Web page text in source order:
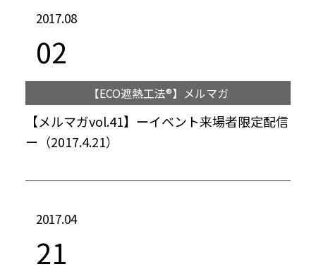
2017.08
02
【ECO遮熱工法®】メルマガ
【メルマガvol.41】ーイベント来場者限定配信
ー（2017.4.21）
2017.04
21